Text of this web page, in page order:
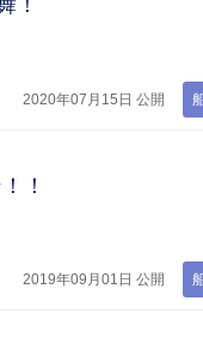
！
2020年07月15日 公開
！
2019年09月01日 公開